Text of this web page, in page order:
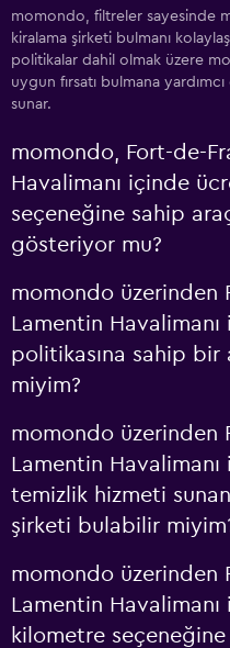
momondo, filtreler sayesinde
kiralama şirketi bulmanı
politikalar dahil olmak üzere
uygun fırsatı bulmana
sunar.
momondo, Fort-de-
Havalimanı içinde
seçeneğine sahip
gösteriyor mu?
momondo üzerinden
Lamentin
politikasına sahip bir
miyim?
momondo üzerinden
Lamentin
temizlik hizmeti
şirketi bulabilir
momondo üzerinden
Lamentin Havalimanı
kilometre seçeneğine